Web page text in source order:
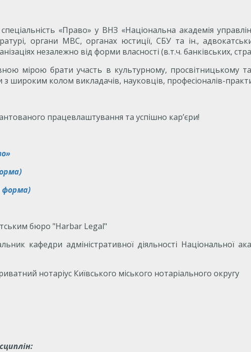
«Право» у ВНЗ «Національна академія
органи МВС, органах юстиції, СБУ та ін.,
незалежно від форми власності (в.т.ч. банківських,
мірою брати участь в культурному, просвітницькому та
широким колом викладачів, науковців, професіоналів-
працевлаштування та успішно кар’єри!
форма)
бюро "Harbar Legal"
кафедри адміністративної діяльності Національної
нотаріус Київського міського нотаріального округу